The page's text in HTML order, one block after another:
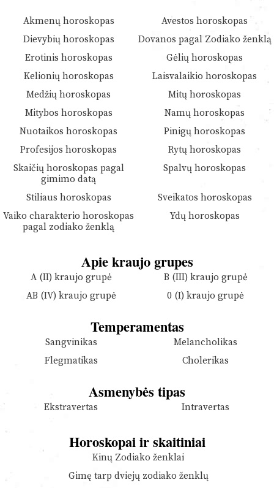
Akmenų horoskopas
Avestos horoskopas
Dievybių horoskopas
Dovanos pagal Zodiako ženklą
Erotinis horoskopas
Gėlių horoskopas
Kelionių horoskopas
Laisvalaikio horoskopas
Medžių horoskopas
Mitų horoskopas
Mitybos horoskopas
Namų horoskopas
Nuotaikos horoskopas
Pinigų horoskopas
Profesijos horoskopas
Rytų horoskopas
Skaičių horoskopas pagal
gimimo datą
Spalvų horoskopas
Stiliaus horoskopas
Sveikatos horoskopas
Vaiko charakterio horoskopas
pagal zodiako ženklą
Ydų horoskopas
Apie kraujo grupes
A (II) kraujo grupė
B (III) kraujo grupė
AB (IV) kraujo grupė
0 (I) kraujo grupė
Temperamentas
Sangvinikas
Melancholikas
Flegmatikas
Cholerikas
Asmenybės tipas
Ekstravertas Intravertas
Horoskopai ir skaitiniai
Kinų Zodiako ženklai
Gimę tarp dviejų zodiako ženklų